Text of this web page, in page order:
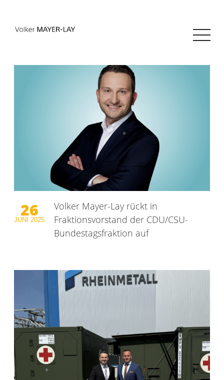
26
JUNI 2025
Volker Mayer-Lay rückt in
Fraktionsvorstand der CDU/CSU-
Bundestagsfraktion auf